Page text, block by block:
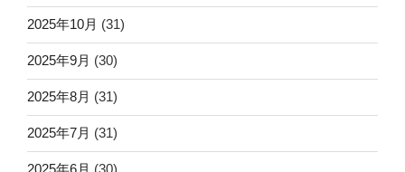
2025年10月 (31)
2025年9月 (30)
2025年8月 (31)
2025年7月 (31)